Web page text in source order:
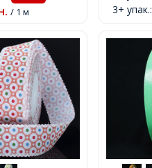
/ 1 м 3+ упак.: